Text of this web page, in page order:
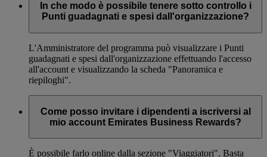
In che modo è possibile tenere sotto controllo i
Punti guadagnati e spesi dall'organizzazione?
L'Amministratore del programma può visualizzare i Punti
guadagnati e spesi dall'organizzazione effettuando l'accesso
all'account e visualizzando la scheda "Panoramica e
riepiloghi".
Come posso invitare i dipendenti a iscriversi al
mio account Emirates Business Rewards?
È possibile farlo online dalla sezione "Viaggiatori". Basta